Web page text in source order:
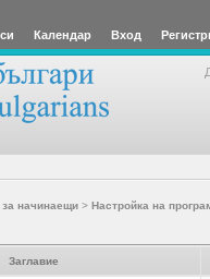
Календар Вход
начинаещи> Настройка на
Заглавие